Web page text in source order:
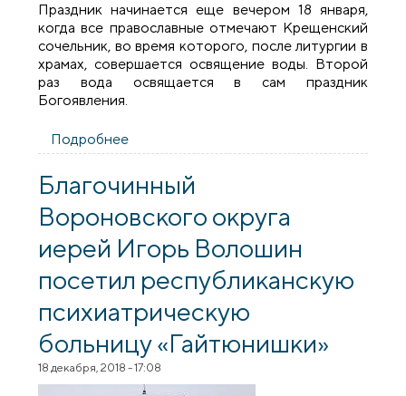
Праздник начинается еще вечером 18 января,
когда все православные отмечают Крещенский
сочельник, во время которого, после литургии в
храмах, совершается освящение воды. Второй
раз вода освящается в сам праздник
Богоявления.
Подробнее
Крещение Господне
Благочинный
Вороновского округа
иерей Игорь Волошин
посетил республиканскую
психиатрическую
больницу «Гайтюнишки»
18 декабря, 2018 - 17:08